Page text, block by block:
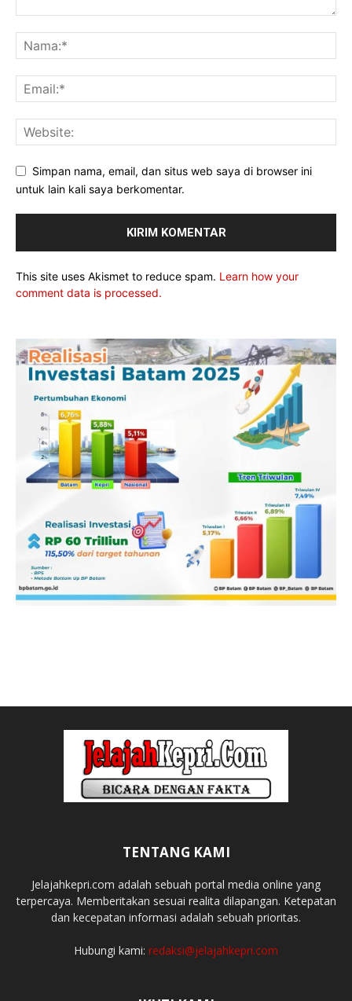
Simpan nama, email, dan situs web saya di browser ini
untuk lain kali saya berkomentar.
This site uses Akismet to reduce spam. Learn how your
comment data is processed.
TENTANG KAMI
Jelajahkepri.com adalah sebuah portal media online yang
terpercaya. Memberitakan sesuai realita dilapangan. Ketepatan
dan kecepatan informasi adalah sebuah prioritas.
Hubungi kami: redaksi@jelajahkepri.com